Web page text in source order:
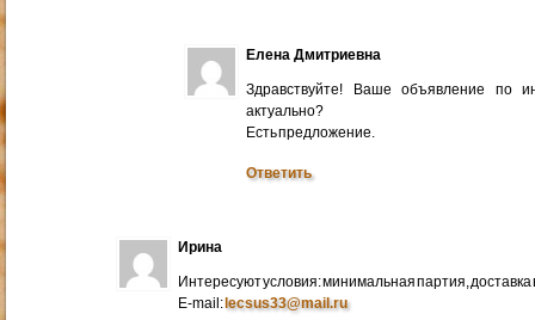
Елена Дмитриевна
Здравствуйте! Ваше объявление по
актуально?
Есть предложение.
Ответить
Ирина
Интересуют условия: минимальная партия, доставка
E-mail:lecsus33@mail.ru